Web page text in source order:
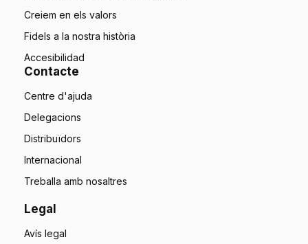
Creiem en els valors
Fidels a la nostra història
Accesibilidad
Contacte
Centre d'ajuda
Delegacions
Distribuïdors
Internacional
Treballa amb nosaltres
Legal
Avís legal